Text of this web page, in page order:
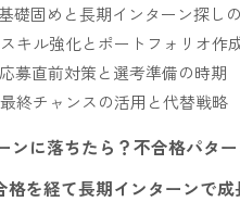
礎固めと長期インターン探し
キル強化とポートフォリオ作
募直前対策と選考準備の時期
終チャンスの活用と代替戦略
ンに落ちたら？不合格パタ
格を経て長期インターンで